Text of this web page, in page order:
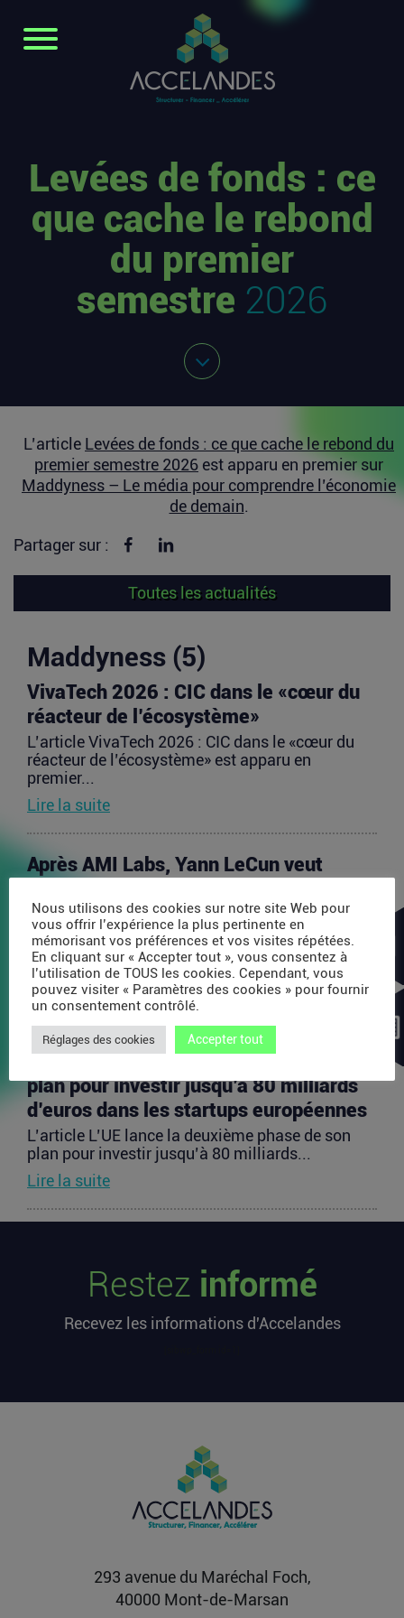
Levées de fonds : ce
que cache le rebond
du premier
semestre 2026
L’article Levées de fonds : ce que cache le rebond du
premier semestre 2026 est apparu en premier sur
Maddyness – Le média pour comprendre l’économie
de demain.
Partager sur : Partager sur Facebook
Toutes les actualités
Maddyness (5)
VivaTech 2026 : CIC dans le «cœur du
réacteur de l’écosystème»
L’article VivaTech 2026 : CIC dans le «cœur du
réacteur de l’écosystème» est apparu en
premier...
Lire la suite
Après AMI Labs, Yann LeCun veut
dédié à l’IA
L’article Après AMI Labs, Yann LeCun veut lancer
un fonds de 200 millions d’euros dédié à l’IA
est...
Lire la suite
L’UE lance la deuxième phase de son
plan pour investir jusqu’à 80 milliards
d’euros dans les startups européennes
L’article L’UE lance la deuxième phase de son
plan pour investir jusqu’à 80 milliards...
Lire la suite
millions d’euros cette semaine
L’article Les startups françaises ont levé 113
premier sur...
chez OpenAI pour se soigner
L’article Après une pause de 3 mois, la Française
Fidji Simo quitte son poste chez OpenAI pour se
Restez informé
Recevez les informations d'Accelandes
293 avenue du Maréchal Foch,
40000 Mont-de-Marsan
Nous utilisons des cookies sur notre site Web pour
vous offrir l’expérience la plus pertinente en
mémorisant vos préférences et vos visites répétées.
En cliquant sur « Accepter tout », vous consentez à
l’utilisation de TOUS les cookies. Cependant, vous
pouvez visiter « Paramètres des cookies » pour fournir
un consentement contrôlé.
Réglages des cookies Accepter tout